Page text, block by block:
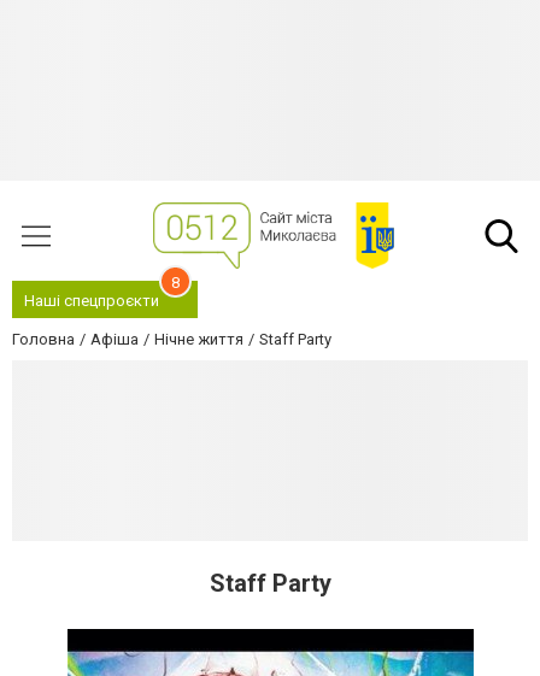
Наші спецпроєкти
8
Головна Афіша Нічне життя Staff Party
Staff Party